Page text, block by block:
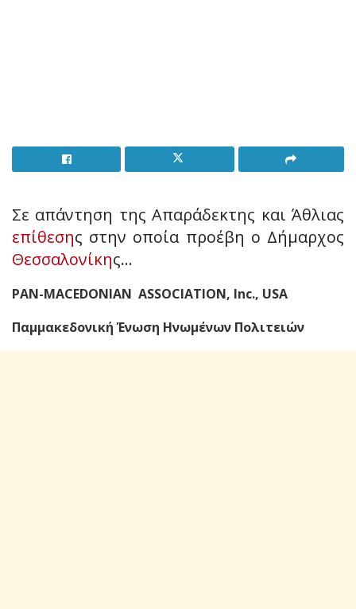
Σε απάντηση της Απαράδεκτης και Άθλιας
επίθεσης στην οποία προέβη ο Δήμαρχος
Θεσσαλονίκης…
PAN-MACEDONIAN ASSOCIATION, Inc., USA
Παμμακεδονική Ένωση Ηνωμένων Πολιτειών